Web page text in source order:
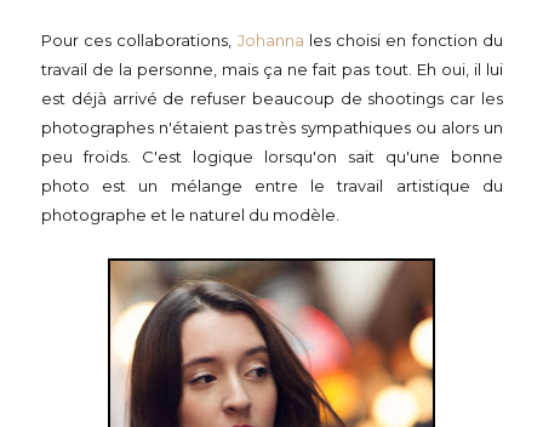
Pour ces collaborations, Johanna les choisi en fonction du
travail de la personne, mais ça ne fait pas tout. Eh oui, il lui
est déjà arrivé de refuser beaucoup de shootings car les
photographes n'étaient pas très sympathiques ou alors un
peu froids. C'est logique lorsqu'on sait qu'une bonne
photo est un mélange entre le travail artistique du
photographe et le naturel du modèle.